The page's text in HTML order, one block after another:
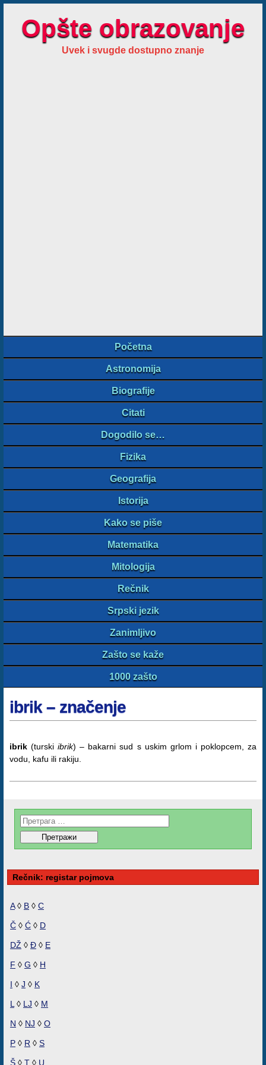
Opšte obrazovanje
Uvek i svugde dostupno znanje
Početna
Astronomija
Biografije
Citati
Dogodilo se…
Fizika
Geografija
Istorija
Kako se piše
Matematika
Mitologija
Rečnik
Srpski jezik
Zanimljivo
Zašto se kaže
1000 zašto
ibrik – značenje
ibrik (turskiibrik) – bakarni sud s uskim grlom i poklopcem, za
vodu, kafu ili rakiju.
Rečnik: registar pojmova
A◊ B ◊ C
Č ◊ Ć ◊ D
DŽ ◊ Đ ◊ E
F ◊ G ◊ H
I ◊ J ◊ K
L ◊ LJ ◊ M
N ◊ NJ ◊ O
P ◊ R ◊ S
Š ◊ T ◊ U